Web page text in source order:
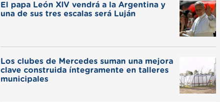
El papa León XIV vendrá a la Argentina y
una de sus tres escalas será Luján
Los clubes de Mercedes suman una mejora
clave construida íntegramente en talleres
municipales